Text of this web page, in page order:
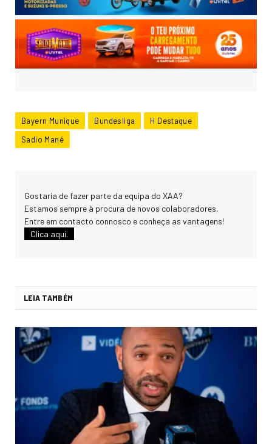
Bayern Munique Bundesliga
H Destaque
Sadio Mané
Gostaria de fazer parte da equipa do XAA?
Estamos sempre à procura de novos colaboradores.
Entre em contacto connosco e conheça as vantagens!
Clica aqui.
LEIA TAMBÉM